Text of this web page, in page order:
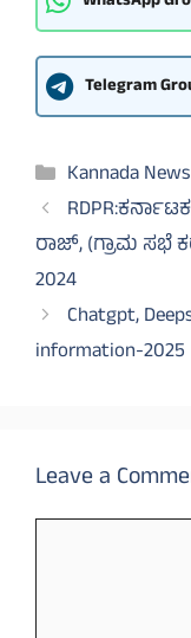
Telegram
Categories
Kannada News
ರಾಜ್, (ಗ್ರಾಮ ಸಭೆ
2024
Chatgpt,
information-2025
Leave a